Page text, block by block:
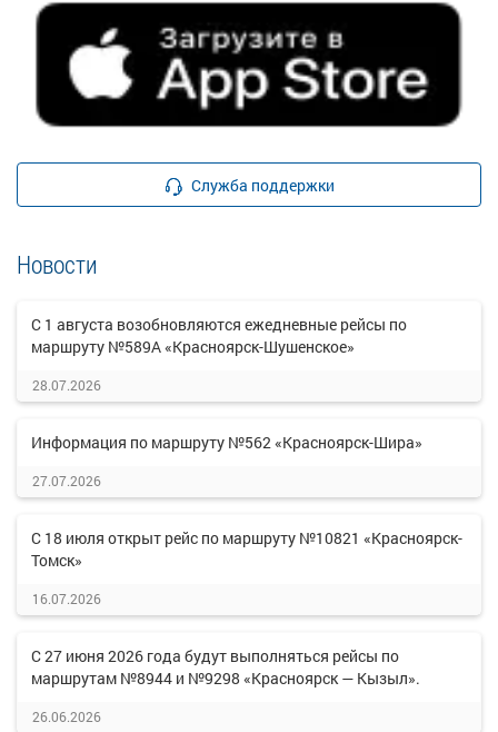
Служба поддержки
Новости
С 1 августа возобновляются ежедневные рейсы по
маршруту №589А «Красноярск-Шушенское»
28.07.2026
Информация по маршруту №562 «Красноярск-Шира»
27.07.2026
С 18 июля открыт рейс по маршруту №10821 «Красноярск-
Томск»
16.07.2026
С 27 июня 2026 года будут выполняться рейсы по
маршрутам №8944 и №9298 «Красноярск — Кызыл».
26.06.2026